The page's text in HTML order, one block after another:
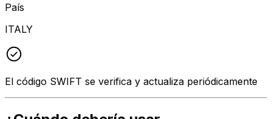
País
ITALY
El código SWIFT se verifica y actualiza periódicamente